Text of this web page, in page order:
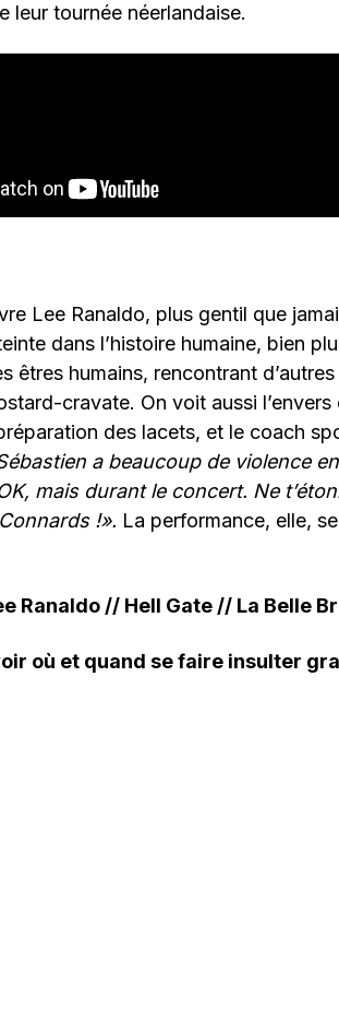
leur tournée néerlandaise.
Lee Ranaldo, plus gentil que
dans l’histoire humaine, bien
êtres humains, rencontrant
cravate. On voit aussi
des lacets, et le coach
a beaucoup de violence
mais durant le concert. Ne
!». La performance, elle,
Ranaldo // Hell Gate // La Belle
où et quand se faire insulter